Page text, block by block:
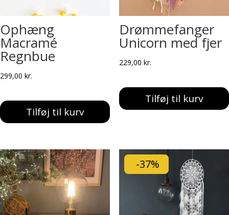
Ophæng
Macramé
Regnbue
299,00 kr.
Tilføj til kurv
Drømmefanger
Unicorn med fjer
229,00 kr.
Tilføj til kurv
-37%